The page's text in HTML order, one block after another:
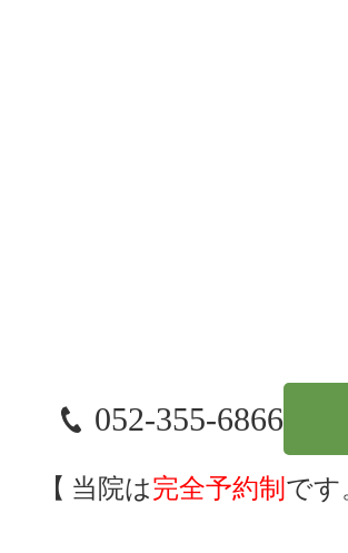
052-355-6866
当院は完全予約制 です